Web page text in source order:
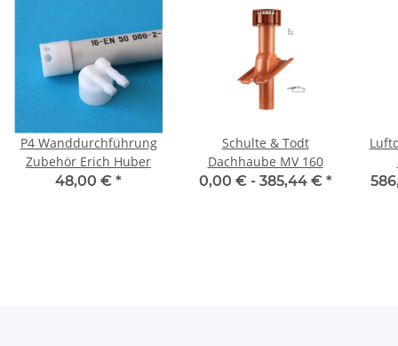
P4 Wanddurchführung
Zubehör Erich Huber
48,00 € *
Schulte & Todt
Dachhaube MV 160
0,00 € - 385,44 € *